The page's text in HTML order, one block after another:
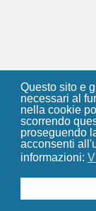
Questo sito e
necessari al
nella cookie
scorrendo
proseguendo
acconsenti
informazioni: